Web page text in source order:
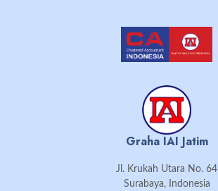
Graha IAI Jatim
Jl. Krukah Utara No. 64
Surabaya, Indonesia